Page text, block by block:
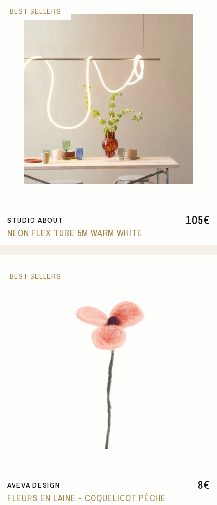
105€
STUDIO ABOUT
NÉON FLEX TUBE 5M WARM WHITE
BEST SELLERS
8€
AVEVA DESIGN
FLEURS EN LAINE - COQUELICOT PÊCHE
BEST SELLERS